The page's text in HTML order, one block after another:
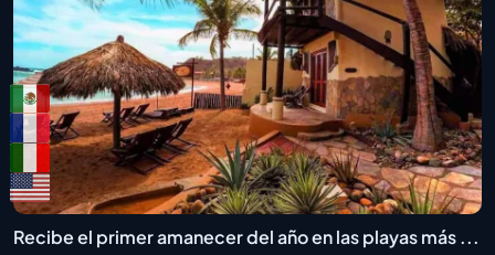
Recibe el primer amanecer del año en las playas más ...